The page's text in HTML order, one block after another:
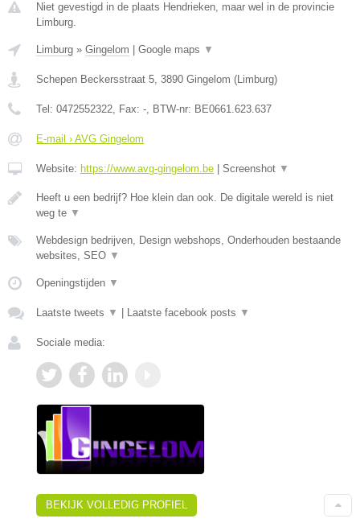
Niet gevestigd in de plaats Hendrieken, maar wel in de provincie
Limburg.
Limburg » Gingelom Google maps ▼
Schepen Beckersstraat 5, 3890 Gingelom (Limburg)
Tel: 0472552322, Fax: -, BTW-nr: BE0661.623.637
E-mail › AVG Gingelom
Website: https://www.avg-gingelom.be Screenshot ▼
Heeft u een bedrijf? Hoe klein dan ook. De digitale wereld is niet
weg te ▼
Webdesign bedrijven, Design webshops, Onderhouden bestaande
websites, SEO ▼
Openingstijden ▼
Laatste tweets ▼ Laatste facebook posts ▼
Sociale media:
BEKIJK VOLLEDIG PROFIEL